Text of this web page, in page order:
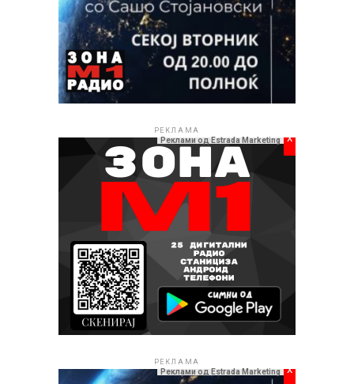
се викаш?’, кои тогаш ги научија и со насмевка ги
изговараат“, открива таа.
РЕКЛАМА
Реклами од Estrada Marketing x
РЕКЛАМА
Реклами од Estrada Marketing x